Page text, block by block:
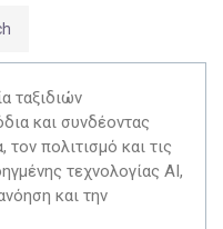
ταξιδιών
και συνδέοντας
πολιτισμό και τις
τεχνολογίας AI,
και την